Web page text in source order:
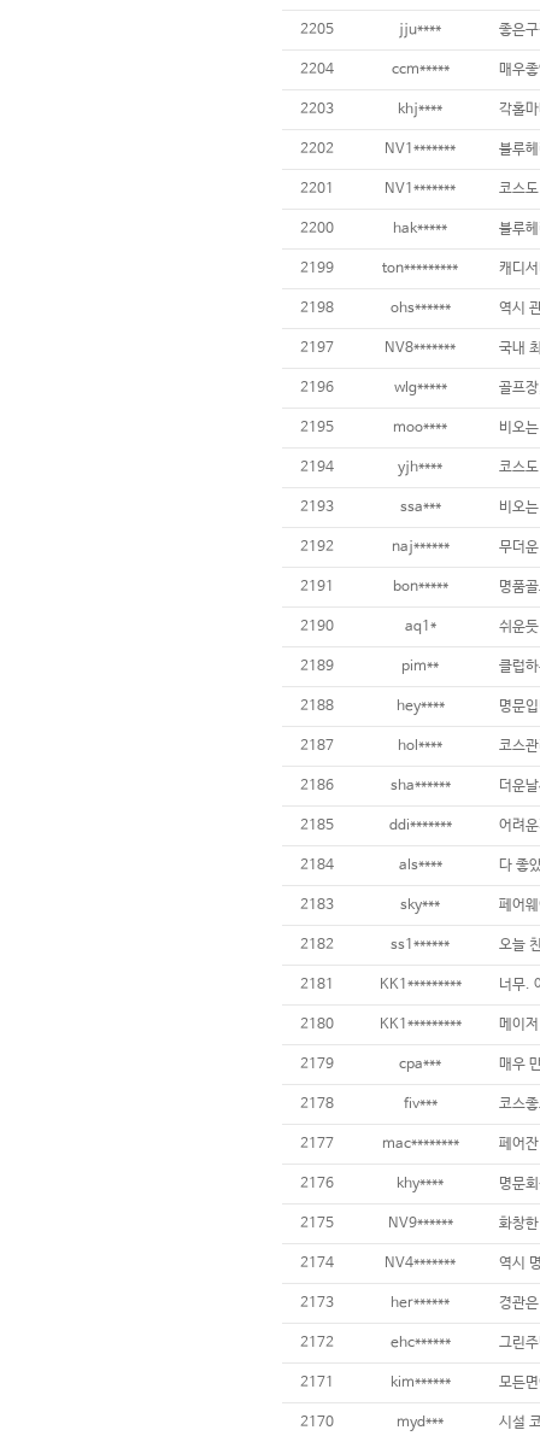
2205 jju****
2204 ccm*****
2203 khj****
2202 NV1*******
2201 NV1*******
2200 hak***** 블루
2199 ton********* 캐디
2198 ohs****** 역시
2197 NV8*******
2196 wlg***** 골프
2195 moo****
2194 yjh****
2193 ssa***
2192 naj******
2191 bon*****
2190 aq1*
2189 pim**
2188 hey****
2187 hol****
2186 sha******
2185 ddi*******
2184 als**** 다 좋
2183 sky***
2182 ss1******
2181 KK1*********
2180 KK1*********
2179 cpa***
2178 fiv***
2177 mac********
2176 khy****
2175 NV9******
2174 NV4*******
2173 her******
2172 ehc******
2171 kim******
2170 myd***